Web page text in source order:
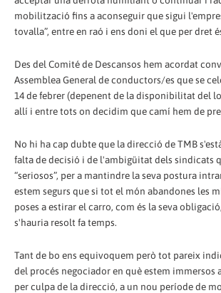
mobilització fins a aconseguir que sigui
tovalla”, entre en raó i ens doni el que per dret
Des del Comité de Descansos hem acordat
Assemblea General de conductors/es que se
14 de febrer (depenent de la disponibilitat del
allí i entre tots on decidim que camí hem de
No hi ha cap dubte que la direcció de TMB
falta de decisió i de l'ambigüitat dels sindicats
“seriosos”, per a mantindre la seva postura
estem segurs que si tot el món abandones les
poses a estirar el carro, com és la seva
s'hauria resolt fa temps.
Tant de bo ens equivoquem però tot pareix
del procés negociador en què estem immersos
per culpa de la direcció, a un nou període de